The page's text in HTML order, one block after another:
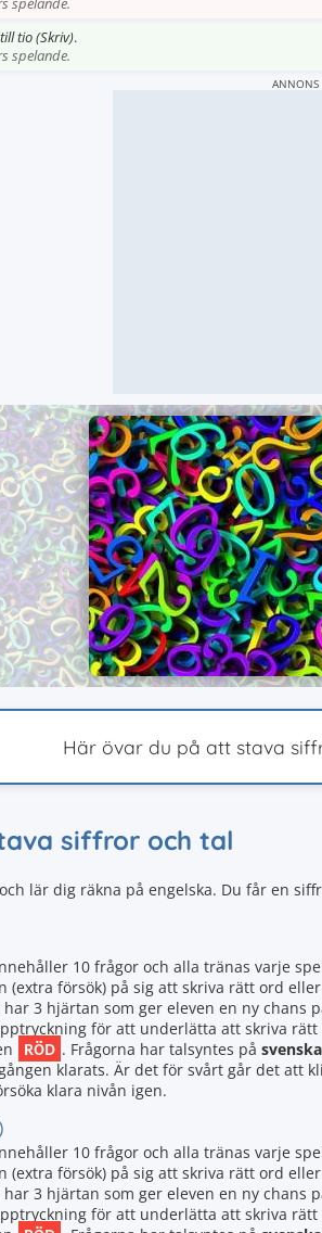
tio (Skriv).
spelande.
ANNONS
Här övar du på att stava
siffror och tal
lär dig räkna på engelska. Du får en
10 frågor och alla tränas varje
(extra försök) på sig att skriva rätt ord
3 hjärtan som ger eleven en ny chans
för att underlätta att skriva
RÖD . Frågorna har talsyntes på svenska
klarats. Är det för svårt går det att
klara nivån igen.
10 frågor och alla tränas varje
(extra försök) på sig att skriva rätt ord
3 hjärtan som ger eleven en ny chans
för att underlätta att skriva